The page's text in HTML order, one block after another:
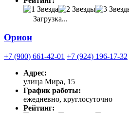
Загрузка...
Орион
+7 (900) 661-42-01 +7 (924) 196-17-32
Адрес:
улица Мира, 15
График работы:
ежедневно, круглосуточно
Рейтинг: